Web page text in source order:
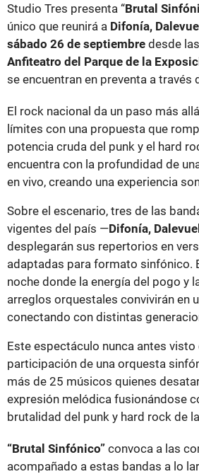
Studio Tres presenta “Brutal
único que reunirá a Difonía,
sábado 26 de septiembre desde las
Anfiteatro del Parque de la
se encuentran en preventa a través
El rock nacional da un paso más
límites con una propuesta que
potencia cruda del punk y el hard
encuentra con la profundidad de
en vivo, creando una experiencia
Sobre el escenario, tres de las
vigentes del país —Difonía,
desplegarán sus repertorios en
adaptadas para formato sinfónico.
noche donde la energía del pogo y
arreglos orquestales convivirán en
conectando con distintas
Este espectáculo nunca antes visto
participación de una orquesta
más de 25 músicos quienes
expresión melódica fusionándose
brutalidad del punk y hard rock de
“Brutal Sinfónico” convoca a las
acompañado a estas bandas a lo